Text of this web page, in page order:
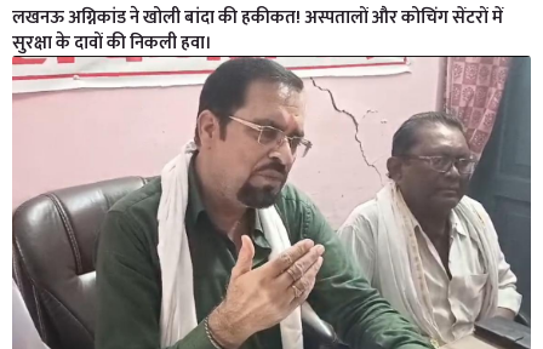
लखनऊ अग्निकांड ने खोली बांदा की हकीकत! अस्पतालों और कोचिंग सेंटरों में
सुरक्षा के दावों की निकली हवा।